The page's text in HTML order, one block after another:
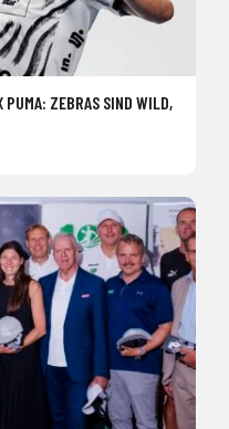
PUMA: ZEBRAS SIND WILD,